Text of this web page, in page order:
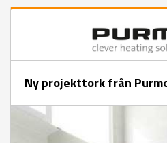
Ny projekttork från